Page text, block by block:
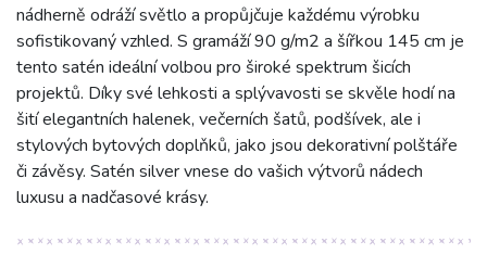
nádherně odráží světlo a propůjčuje každému výrobku
sofistikovaný vzhled. S gramáží 90 g/m2 a šířkou 145 cm je
tento satén ideální volbou pro široké spektrum šicích
projektů. Díky své lehkosti a splývavosti se skvěle hodí na
šití elegantních halenek, večerních šatů, podšívek, ale i
stylových bytových doplňků, jako jsou dekorativní polštáře
či závěsy. Satén silver vnese do vašich výtvorů nádech
luxusu a nadčasové krásy.